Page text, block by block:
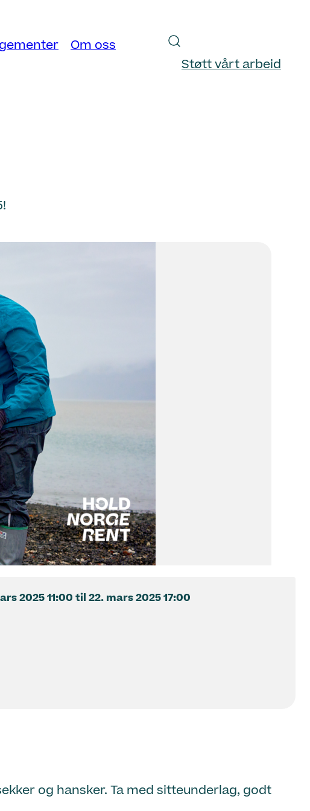
Om oss
Støtt vårt arbeid
202511:00 til22. mars 202517:00
og hansker. Ta med sitteunderlag, godt